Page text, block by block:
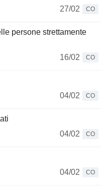
27/02
CO
persone strettamente
16/02
CO
04/02
CO
04/02
CO
04/02
CO